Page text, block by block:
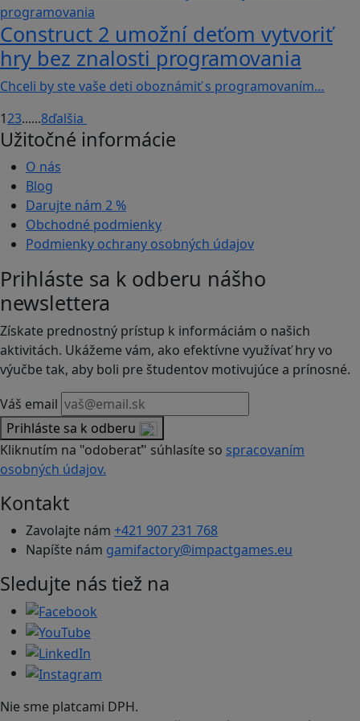
Construct 2 umožní deťom vytvoriť
hry bez znalosti programovania
Chceli by ste vaše deti oboznámiť s programovaním…
123......8ďalšia
Užitočné informácie
O nás
Blog
Darujte nám 2 %
Obchodné podmienky
Podmienky ochrany osobných údajov
Prihláste sa k odberu nášho
newslettera
Získate prednostný prístup k informáciám o našich
aktivitách. Ukážeme vám, ako efektívne využívať hry vo
výučbe tak, aby boli pre študentov motivujúce a prínosné.
Váš email
Prihláste sa k odberu
Kliknutím na "odoberať" súhlasíte so spracovaním
osobných údajov.
Kontakt
Zavolajte nám +421 907 231 768
Napíšte nám gamifactory@impactgames.eu
Sledujte nás tiež na
Nie sme platcami DPH.